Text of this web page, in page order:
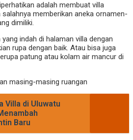
adalah membuat villa
memberikan aneka ornamen-
dimiliki.
indah di halaman villa dengan
rupa dengan baik. Atau bisa juga
patung atau kolam air mancur di
masing-masing ruangan
Villa di Uluwatu
Baru